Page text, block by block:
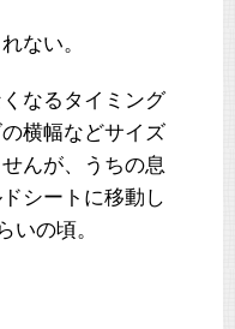
ない。
なるタイミング
横幅などサイズ
んが、うちの息
シートに移動し
いの頃。